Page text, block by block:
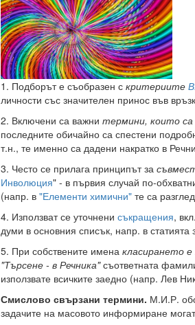
1. Подборът е съобразен с критериите
личности със значителен принос във
2. Включени са важни термини, които
последните обичайно са спестени
т.н., те именно са дадени накратко в
3. Често се прилага принципът за
Инволюция" - в първия случай по-
(напр. в "Елементи химични" те са
4. Използват се уточнени съкращения,
думи в основния списък, напр. в статията
5. При собствените имена класирането
"Търсене - в Речника"съответната
използвате всичките заедно (напр. Лев
Смислово свързани термини. М.И.Р.
задачите на масовото информиране